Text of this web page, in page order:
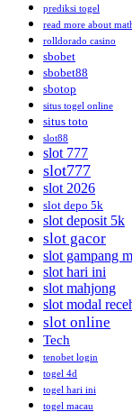
prediksi togel
read more about
rolldorado casino
sbobet
sbobet88
sbotop
situs togel online
situs toto
slot88
slot 777
slot777
slot 2026
slot depo 5k
slot deposit 5k
slot gacor
slot gampang
slot hari ini
slot mahjong
slot modal
slot online
Tech
tenobet login
togel 4d
togel hari ini
togel macau